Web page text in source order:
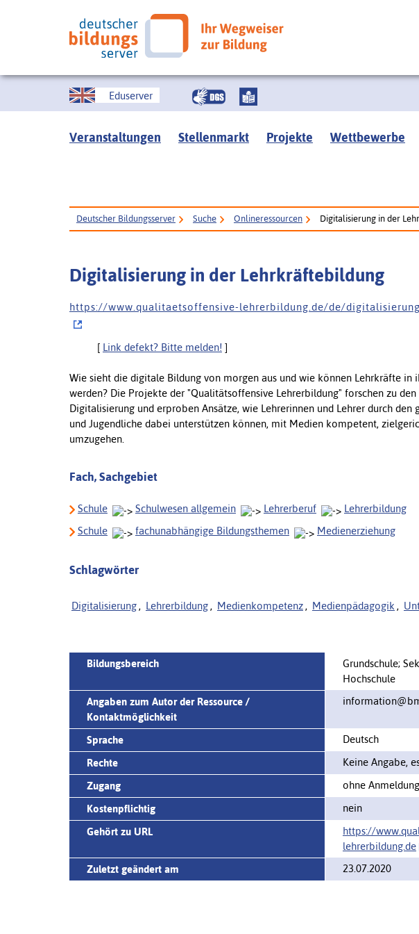
Eduserver
Veranstaltungen Stellenmarkt Projekte Wettbewerbe
Deutscher Bildungsserver Suche Onlineressourcen Digitalisierung in der
Digitalisierung in der Lehrkräftebildung
h t t p s : / / w w w . q u a l i t a e t s o f f e n s i v e - l e h r e r b i l d u n g . d e / d e / d i g i t a l i s i e r u n
[ Link defekt? Bitte melden! ]
Wie sieht die digitale Bildung von morgen aus und wie können Lehrkräfte in
werden? Die Projekte der "Qualitätsoffensive Lehrerbildung" forschen zu
Digitalisierung und erproben Ansätze, wie Lehrerinnen und Lehrer durch
und Jugendliche dabei unterstützen können, mit Medien kompetent,
umzugehen.
Fach, Sachgebiet
Schule Schulwesen allgemein Lehrerberuf
Lehrerbildung
Schule
fachunabhängige Bildungsthemen Medienerziehung
Schlagwörter
Digitalisierung , Lehrerbildung , Medienkompetenz , Medienpädagogik ,
Bildungsbereich
Grundschule;
Hochschule
Angaben zum Autor der Ressource /
Kontaktmöglichkeit
Sprache
Deutsch
Rechte
Keine Angabe,
Zugang
ohne
Kostenpflichtig
nein
Gehört zu URL
https://‌
lehrerbildung.de
Zuletzt geändert am
23.07.2020